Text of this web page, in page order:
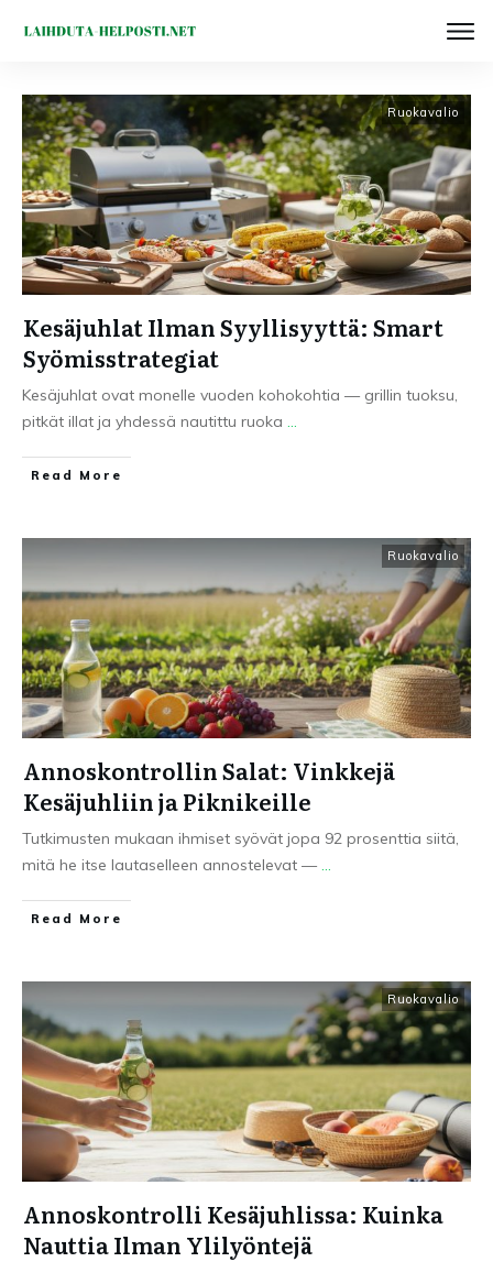
Ruokavalio
Kesäjuhlat Ilman Syyllisyyttä: Smart
Syömisstrategiat
Kesäjuhlat ovat monelle vuoden kohokohtia — grillin tuoksu,
pitkät illat ja yhdessä nautittu ruoka ...
Read More
Ruokavalio
Annoskontrollin Salat: Vinkkejä
Kesäjuhliin ja Piknikeille
Tutkimusten mukaan ihmiset syövät jopa 92 prosenttia siitä,
mitä he itse lautaselleen annostelevat — ...
Read More
Ruokavalio
Annoskontrolli Kesäjuhlissa: Kuinka
Nauttia Ilman Ylilyöntejä